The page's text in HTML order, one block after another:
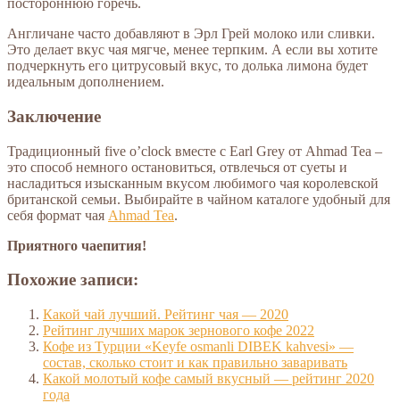
постороннюю горечь.
Англичане часто добавляют в Эрл Грей молоко или сливки.
Это делает вкус чая мягче, менее терпким. А если вы хотите
подчеркнуть его цитрусовый вкус, то долька лимона будет
идеальным дополнением.
Заключение
Традиционный five o’clock вместе с Earl Grey от Ahmad Tea –
это способ немного остановиться, отвлечься от суеты и
насладиться изысканным вкусом любимого чая королевской
британской семьи. Выбирайте в чайном каталоге удобный для
себя формат чая Ahmad Tea.
Приятного чаепития!
Похожие записи:
Какой чай лучший. Рейтинг чая — 2020
Рейтинг лучших марок зернового кофе 2022
Кофе из Турции «Keyfe osmanli DIBEK kahvesi» —
состав, сколько стоит и как правильно заваривать
Какой молотый кофе самый вкусный — рейтинг 2020
года